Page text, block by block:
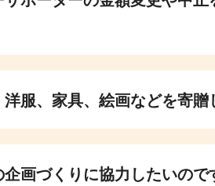
服、家具、絵画などを寄贈
画づくりに協力したいので